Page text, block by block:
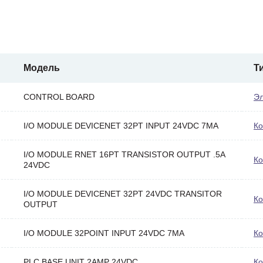
Модель
CONTROL BOARD
I/O MODULE DEVICENET 32PT INPUT 24VDC 7MA
I/O MODULE RNET 16PT TRANSISTOR OUTPUT .5A
24VDC
I/O MODULE DEVICENET 32PT 24VDC TRANSITOR
OUTPUT
I/O MODULE 32POINT INPUT 24VDC 7MA